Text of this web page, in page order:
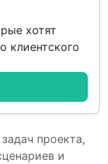
хотят
клиентского
проекта,
и